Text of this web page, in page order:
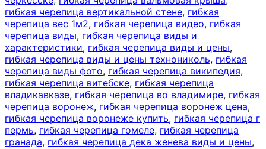
гибкая черепица вертикальной стене, гибкая
черепица вес 1м2, гибкая черепица видео, гибкая
черепица виды, гибкая черепица виды и
характеристики, гибкая черепица виды и цены,
гибкая черепица виды и цены технониколь, гибкая
черепица виды фото, гибкая черепица википедия,
гибкая черепица витебске, гибкая черепица
владикавказе, гибкая черепица во владимире, гибкая
черепица воронеж, гибкая черепица воронеж цена,
гибкая черепица воронеже купить, гибкая черепица г
пермь, гибкая черепица гомеле, гибкая черепица
гранада, гибкая черепица дека женева виды и цены,